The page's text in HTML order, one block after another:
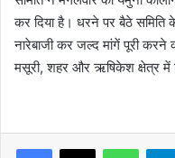
कर दिया है। धरने पर बैठे
नारेबाजी कर जल्द मांगें पूरी करने
मसूरी, शहर और ऋषिकेश क्षेत्र में